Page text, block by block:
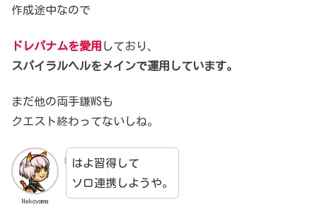
作成途中なので
ドレパナムを愛用 しており、
スパイラルヘルをメインで運用しています。
まだ他の両手鎌WSも
クエスト終わってないしね。
Nekoyama
はよ習得して
ソロ連携しようや。